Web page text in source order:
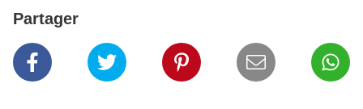
Partager